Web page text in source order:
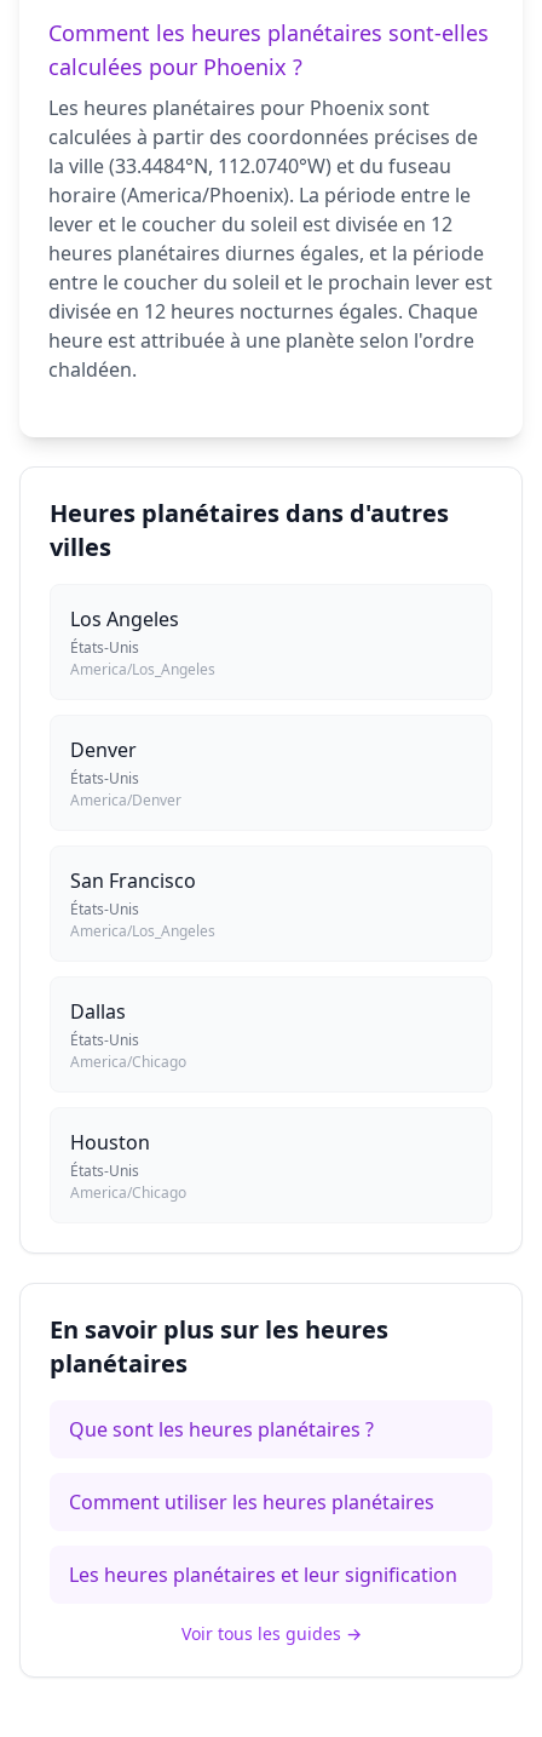
Comment les heures planétaires sont-elles
calculées pour Phoenix ?
Les heures planétaires pour Phoenix sont
calculées à partir des coordonnées précises de
la ville (33.4484°N, 112.0740°W) et du fuseau
horaire (America/Phoenix). La période entre le
lever et le coucher du soleil est divisée en 12
heures planétaires diurnes égales, et la période
entre le coucher du soleil et le prochain lever est
divisée en 12 heures nocturnes égales. Chaque
heure est attribuée à une planète selon l'ordre
chaldéen.
Heures planétaires dans d'autres
villes
Los Angeles
États-Unis
America/Los_Angeles
Denver
États-Unis
America/Denver
San Francisco
États-Unis
America/Los_Angeles
Dallas
États-Unis
America/Chicago
Houston
États-Unis
America/Chicago
En savoir plus sur les heures
planétaires
Que sont les heures planétaires ?
Comment utiliser les heures planétaires
Les heures planétaires et leur signification
Voir tous les guides →